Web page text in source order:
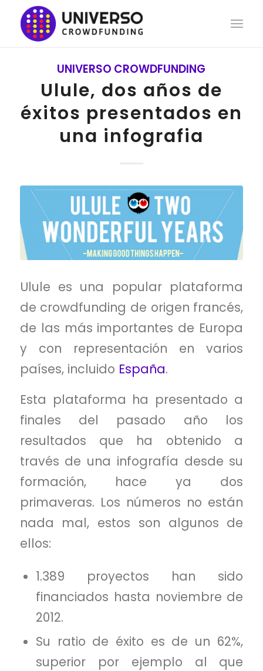
UNIVERSO CROWDFUNDING
Ulule, dos años de
éxitos presentados en
una infografia
Ulule es una popular plataforma
de crowdfunding de origen francés,
de las más importantes de Europa
y con representación en varios
países, incluido España.
Esta plataforma ha presentado a
finales del pasado año los
resultados que ha obtenido a
través de una infografía desde su
formación, hace ya dos
primaveras. Los números no están
nada mal, estos son algunos de
ellos:
1.389 proyectos han sido
financiados hasta noviembre de
2012.
Su ratio de éxito es de un 62%,
superior por ejemplo al que